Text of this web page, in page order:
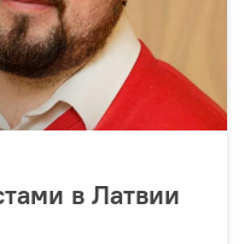
в Латвии